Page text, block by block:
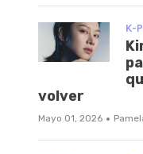
K-
volver
Mayo 01, 2026 ·